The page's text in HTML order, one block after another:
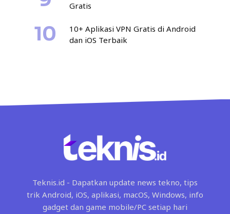
Gratis
10+ Aplikasi VPN Gratis di Android
dan iOS Terbaik
Teknis.id - Dapatkan update news tekno, tips
trik Android, iOS, aplikasi, macOS, Windows, info
gadget dan game mobile/PC setiap hari